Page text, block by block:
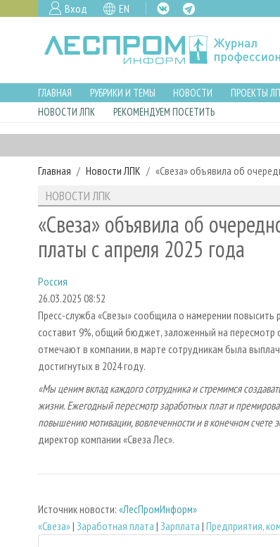
Вход EN
ГЛАВНАЯ РУБРИКИ И ТЕМЫ НОВОСТИ ПРОЕКТЫ
НОВОСТИ ЛПК
РЕКОМЕНДУЕМ ПОСЕТИТЬ
Главная Новости ЛПК «Свеза» объявила об
НОВОСТИ ЛПК
«Свеза» объявила об
платы с апреля 2025 года
Россия
26.03.2025 08:52
Пресс-служба «Свезы» сообщила о намерении
составит 9%, общий бюджет, заложенный на
отмечают в компании, в марте сотрудникам была
достигнутых в 2024 году.
«Мы ценим вклад каждого сотрудника и стремимся
жизни. Ежегодный пересмотр заработных плат и
повышению мотивации, вовлеченности и в конечном счете
директор компании «Свеза Лес».
Источник новости: «ЛесПромИнформ»
«Свеза»| Заработная плата | Зарплата | Предприятия,